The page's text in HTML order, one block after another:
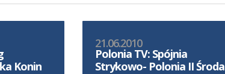
Konin
21.06.2010
Polonia TV: Spójnia
Strykowo- Polonia II Środa